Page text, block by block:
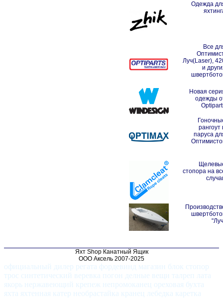
Одежда
Все
Луч(Laser),
и
Новая
одежды
рангоут
паруса
стопора на
Яхт Shop Канатный Ящик
ООО Аксель 2007-2025
официальный дилер регата фордевинд магазин блок стопор
трос синтетический веревка погон делные вещи талреп лата
якорь нержавеющий крепеж непромоканец ореховая бухта
яхта яхтенная катер необрастайка кранец лебедка каретка